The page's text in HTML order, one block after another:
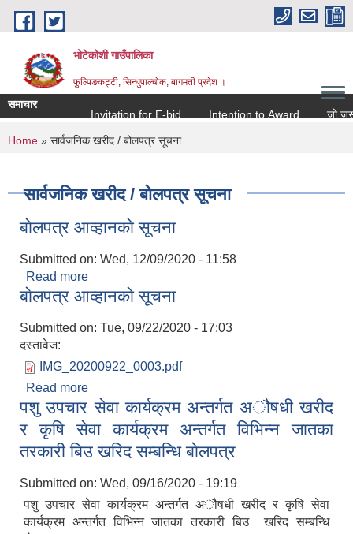
Skip to main content
भोटेकोशी गाउँपालिका
फुल्पिङकट्टी, सिन्धुपाल्चोक, बागमती प्रदेश ।
समाचार
Invitation for E-bid
Intention to Award जो जस संग
You are here
Home » सार्वजनिक खरीद / बोलपत्र सूचना
सार्वजनिक खरीद / बोलपत्र सूचना
बाेलपत्र आव्हानकाे सूचना
Submitted on: Wed, 12/09/2020 - 11:58
Read more
बाेलपत्र आव्हानकाे सूचना
Submitted on: Tue, 09/22/2020 - 17:03
दस्तावेज:
IMG_20200922_0003.pdf
Read more
पशु उपचार सेवा कार्यक्रम अन्तर्गत अौषधी खरीद
र कृषि सेवा कार्यक्रम अन्तर्गत विभिन्न जातका
तरकारी बिउ खरिद सम्बन्धि बाेलपत्र
Submitted on: Wed, 09/16/2020 - 19:19
पशु उपचार सेवा कार्यक्रम अन्तर्गत अौषधी खरीद र कृषि सेवा
कार्यक्रम अन्तर्गत विभिन्न जातका तरकारी बिउ खरिद सम्बन्धि